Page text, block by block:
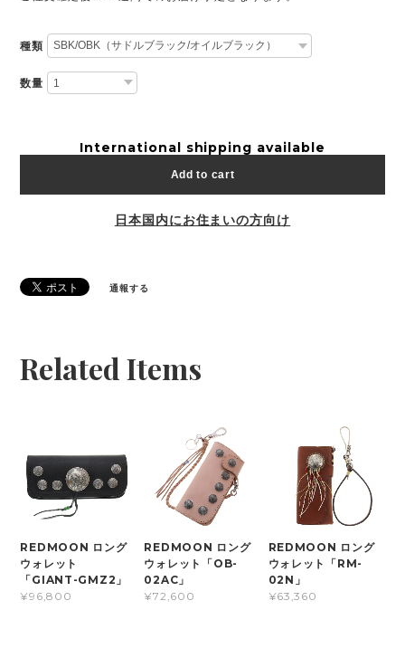
種類
数量
International shipping available
Add to cart
日本国内にお住まいの方向け
通報する
Related Items
REDMOON ロング
ウォレット
「GIANT-GMZ2」
¥96,800
REDMOON ロング
ウォレット「OB-
02AC」
¥72,600
REDMOON ロング
ウォレット「RM-
02N」
¥63,360